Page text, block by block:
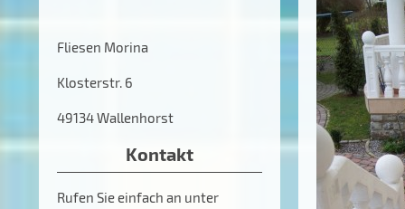
Fliesen Morina
Klosterstr. 6
49134 Wallenhorst
Kontakt
Rufen Sie einfach an unter